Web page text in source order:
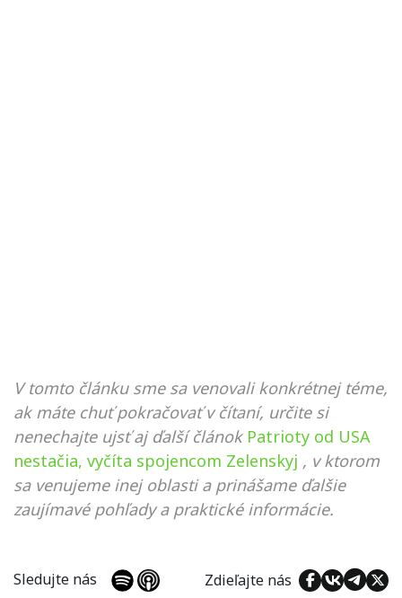
V tomto článku sme sa venovali konkrétnej téme,
ak máte chuť pokračovať v čítaní, určite si
nenechajte ujsť aj ďalší článok Patrioty od USA
nestačia, vyčíta spojencom Zelenskyj , v ktorom
sa venujeme inej oblasti a prinášame ďalšie
zaujímavé pohľady a praktické informácie.
Sledujte nás Zdieľajte nás